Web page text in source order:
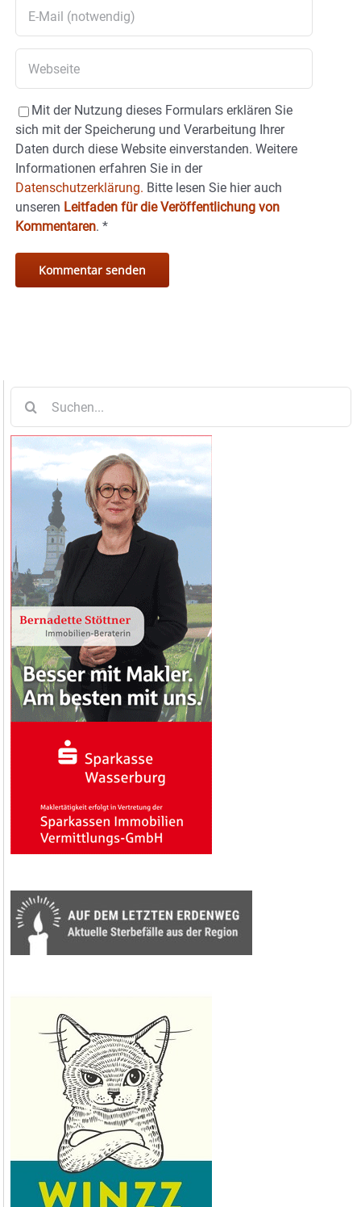
Mit der Nutzung dieses Formulars erklären Sie
sich mit der Speicherung und Verarbeitung Ihrer
Daten durch diese Website einverstanden. Weitere
Informationen erfahren Sie in der
Datenschutzerklärung. Bitte lesen Sie hier auch
unseren Leitfaden für die Veröffentlichung von
Kommentaren. *
nach: